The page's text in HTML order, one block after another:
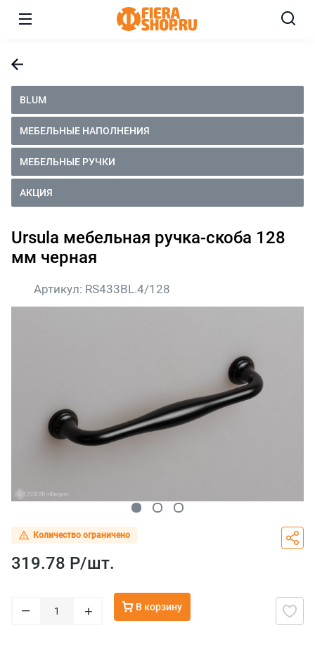
BLUM
МЕБЕЛЬНЫЕ НАПОЛНЕНИЯ
МЕБЕЛЬНЫЕ РУЧКИ
АКЦИЯ
Ursula мебельная ручка-скоба 128
мм черная
Артикул: RS433BL.4/128
Количество ограничено
319.78 Р/шт.
– + В корзину